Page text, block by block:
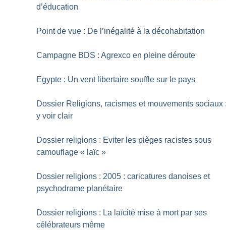
d’éducation
Point de vue : De l’inégalité à la décohabitation
Campagne BDS : Agrexco en pleine déroute
Egypte : Un vent libertaire souffle sur le pays
Dossier Religions, racismes et mouvements sociaux
y voir clair
Dossier religions : Eviter les pièges racistes sous
camouflage « laïc »
Dossier religions : 2005 : caricatures danoises et
psychodrame planétaire
Dossier religions : La laïcité mise à mort par ses
célébrateurs même